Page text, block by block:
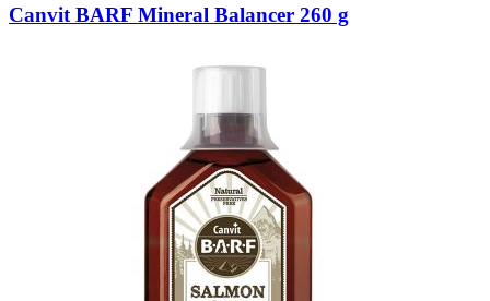
Canvit BARF Mineral Balancer 260 g